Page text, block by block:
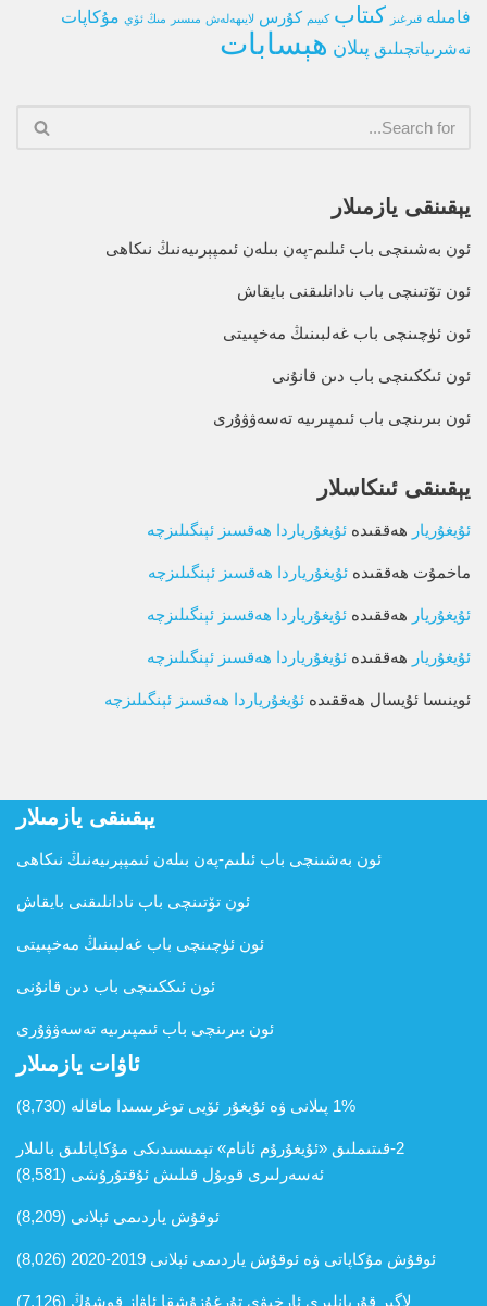
فامىلە قىرغىز كىتاب كىيىم كۇرس لايىھەلەش مىسىر مىڭ ئۆي مۇكاپات
نەشرىياتچىلىق پىلان ھېسابات
يېقىنقى يازمىلار
ئون بەشىنچى باب ئىلىم-پەن بىلەن ئىمپېرىيەنىڭ نىكاھى
ئون تۆتىنچى باب نادانلىقنى بايقاش
ئون ئۈچىنچى باب غەلبىنىڭ مەخپىيتى
ئون ئىككىنچى باب دىن قانۇنى
ئون بىرىنچى باب ئىمپىرىيە تەسەۋۋۇرى
يېقىنقى ئىنكاسلار
ئۇيغۇريار ھەققىدە ئۇيغۇرياردا ھەقسىز ئېنگىلىزچە
ماخمۇت ھەققىدە ئۇيغۇرياردا ھەقسىز ئېنگىلىزچە
ئۇيغۇريار ھەققىدە ئۇيغۇرياردا ھەقسىز ئېنگىلىزچە
ئۇيغۇريار ھەققىدە ئۇيغۇرياردا ھەقسىز ئېنگىلىزچە
ئوينىسا ئۇيسال ھەققىدە ئۇيغۇرياردا ھەقسىز ئېنگىلىزچە
يېقىنقى يازمىلار
ئون بەشىنچى باب ئىلىم-پەن بىلەن ئىمپېرىيەنىڭ نىكاھى
ئون تۆتىنچى باب نادانلىقنى بايقاش
ئون ئۈچىنچى باب غەلبىنىڭ مەخپىيتى
ئون ئىككىنچى باب دىن قانۇنى
ئون بىرىنچى باب ئىمپىرىيە تەسەۋۋۇرى
ئاۋات يازمىلار
1% پىلانى ۋە ئۇيغۇر ئۆيى توغرىسىدا ماقالە (8,730)
2-قىتىملىق «ئ‍ۇيغۇرۇم ئانام» تېمىسىدىكى مۇكاپاتلىق بالىلار
ئەسەرلىرى قوبۇل قىلىش ئۇقتۇرۇشى (8,581)
ئوقۇش ياردىمى ئېلانى (8,209)
ئوقۇش مۇكاپاتى ۋە ئوقۇش ياردىمى ئېلانى 2019-2020 (8,026)
لاگېر قۇربانلىرى ئارخىۋى تۇرغۇزۇشقا ئاۋاز قوشۇڭ (7,126)